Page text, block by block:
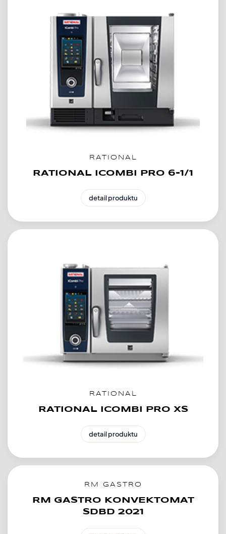
RATIONAL
RATIONAL ICOMBI PRO 6-1/1
detail produktu
RATIONAL
RATIONAL ICOMBI PRO XS
detail produktu
RM GASTRO
RM GASTRO KONVEKTOMAT
SDBD 2021